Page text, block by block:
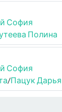
София
Полина
София
/Пацук Дарья